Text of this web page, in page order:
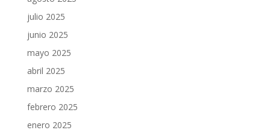
julio 2025
junio 2025
mayo 2025
abril 2025
marzo 2025
febrero 2025
enero 2025